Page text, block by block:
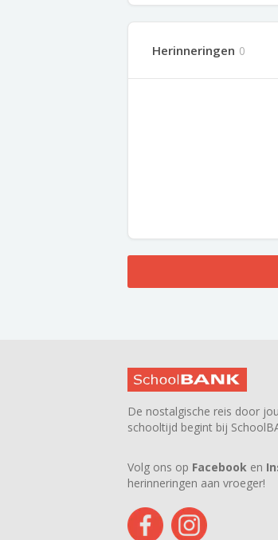
Herinneringen 0
De nostalgische reis door
schooltijd begint bij
Volg ons op Facebook en
herinneringen aan vroeger!